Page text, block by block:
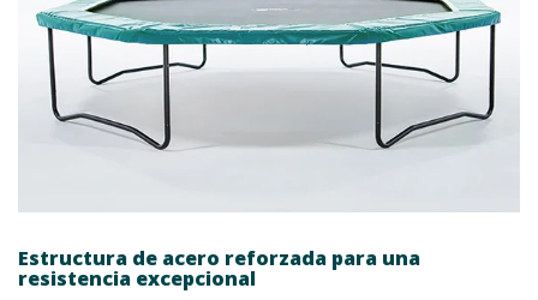
Estructura de acero reforzada para una
resistencia excepcional